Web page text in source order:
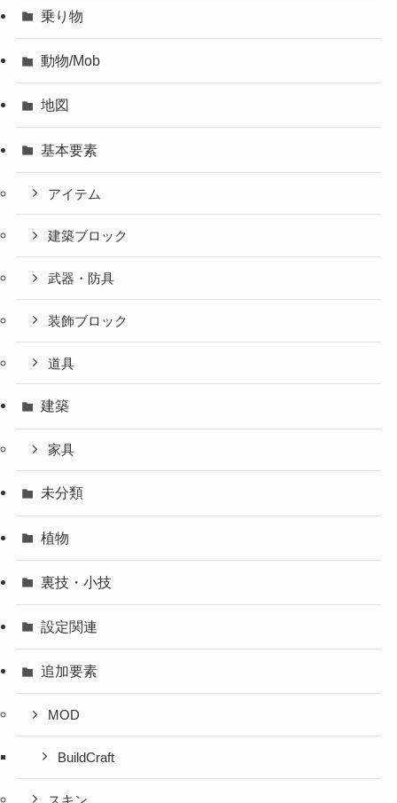
乗り物
動物/Mob
地図
基本要素
アイテム
建築ブロック
武器・防具
装飾ブロック
道具
建築
家具
未分類
植物
裏技・小技
設定関連
追加要素
MOD
BuildCraft
スキン